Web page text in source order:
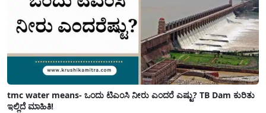
tmc water means- ಒಂದು ಟಿಎಂಸಿ ನೀರು ಎಂದರೆ ಎಷ್ಟು? TB Dam ಕುರಿತು
ಇಲ್ಲಿದೆ ಮಾಹಿತಿ!